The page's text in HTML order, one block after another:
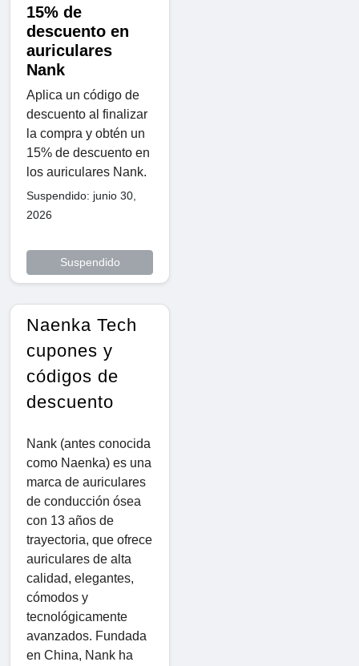
15% de
descuento en
auriculares
Nank
Aplica un código de
descuento al finalizar
la compra y obtén un
15% de descuento en
los auriculares Nank.
Suspendido: junio 30,
2026
Suspendido
Naenka Tech
cupones y
códigos de
descuento
Nank (antes conocida
como Naenka) es una
marca de auriculares
de conducción ósea
con 13 años de
trayectoria, que ofrece
auriculares de alta
calidad, elegantes,
cómodos y
tecnológicamente
avanzados. Fundada
en China, Nank ha